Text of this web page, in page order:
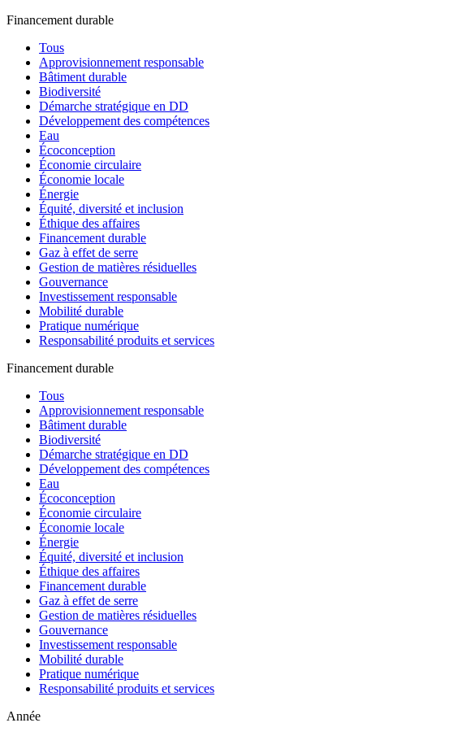
Financement durable
Tous
Approvisionnement responsable
Bâtiment durable
Biodiversité
Démarche stratégique en DD
Développement des compétences
Eau
Écoconception
Économie circulaire
Économie locale
Énergie
Équité, diversité et inclusion
Éthique des affaires
Financement durable
Gaz à effet de serre
Gestion de matières résiduelles
Gouvernance
Investissement responsable
Mobilité durable
Pratique numérique
Responsabilité produits et services
Financement durable
Tous
Approvisionnement responsable
Bâtiment durable
Biodiversité
Démarche stratégique en DD
Développement des compétences
Eau
Écoconception
Économie circulaire
Économie locale
Énergie
Équité, diversité et inclusion
Éthique des affaires
Financement durable
Gaz à effet de serre
Gestion de matières résiduelles
Gouvernance
Investissement responsable
Mobilité durable
Pratique numérique
Responsabilité produits et services
Année